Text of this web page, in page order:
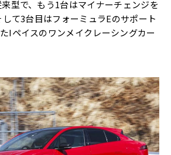
型で、もう1台はマイナーチェンジを
て3台目はフォーミュラEのサポート
Iペイスのワンメイクレーシングカー